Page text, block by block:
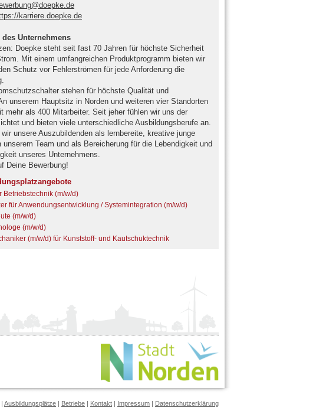
karriere.doepke.de
Unternehmens
Doepke steht seit fast 70 Jahren für höchste Sicherheit
Mit einem umfangreichen Produktprogramm bieten wir
Schutz vor Fehlerströmen für jede Anforderung die
stehen für höchste Qualität und
unserem Hauptsitz in Norden und weiteren vier Standorten
mehr als 400 Mitarbeiter. Seit jeher fühlen wir uns der
und bieten viele unterschiedliche Ausbildungsberufe an.
wir unsere Auszubildenden als lernbereite, kreative junge
unserem Team und als Bereicherung für die Lebendigkeit und
unseres Unternehmens.
Deine Bewerbung!
Betriebstechnik (m/w/d)
für Anwendungsentwicklung / Systemintegration (m/w/d)
(m/w/d)
(m/w/d)
(m/w/d) für Kunststoff- und Kautschuktechnik
| Ausbildungsplätze | Betriebe | Kontakt | Impressum | Datenschutzerklärung